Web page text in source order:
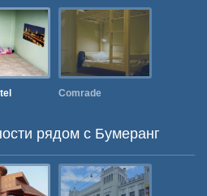
Comrade
рядом c Бумеранг